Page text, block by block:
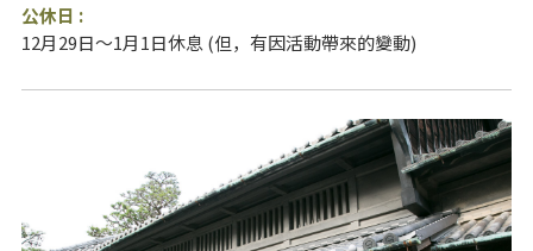
公休日 :
12月29日～1月1日休息 (但，有因活動帶來的變動)